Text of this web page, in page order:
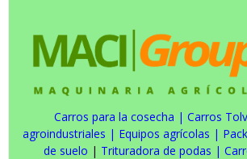
Carros para la cosecha | Carros
agroindustriales | Equipos agrícolas |
de suelo | Trituradora de podas |